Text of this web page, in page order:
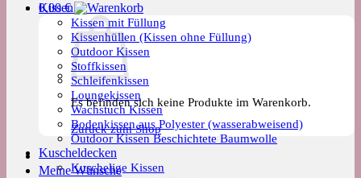
Kissen
Kissen mit Füllung
Kissenhüllen (Kissen ohne Füllung)
Outdoor Kissen
Stoffkissen
Schleifenkissen
Loungekissen
Wachstuch Kissen
Bodenkissen aus Polyester (wasserabweisend)
Outdoor Kissen Beschichtete Baumwolle
Kuscheldecken
Kuschelige Kissen
0,00€
Es befinden sich keine Produkte im Warenkorb.
Zurück zum Shop
Meine Wünsche